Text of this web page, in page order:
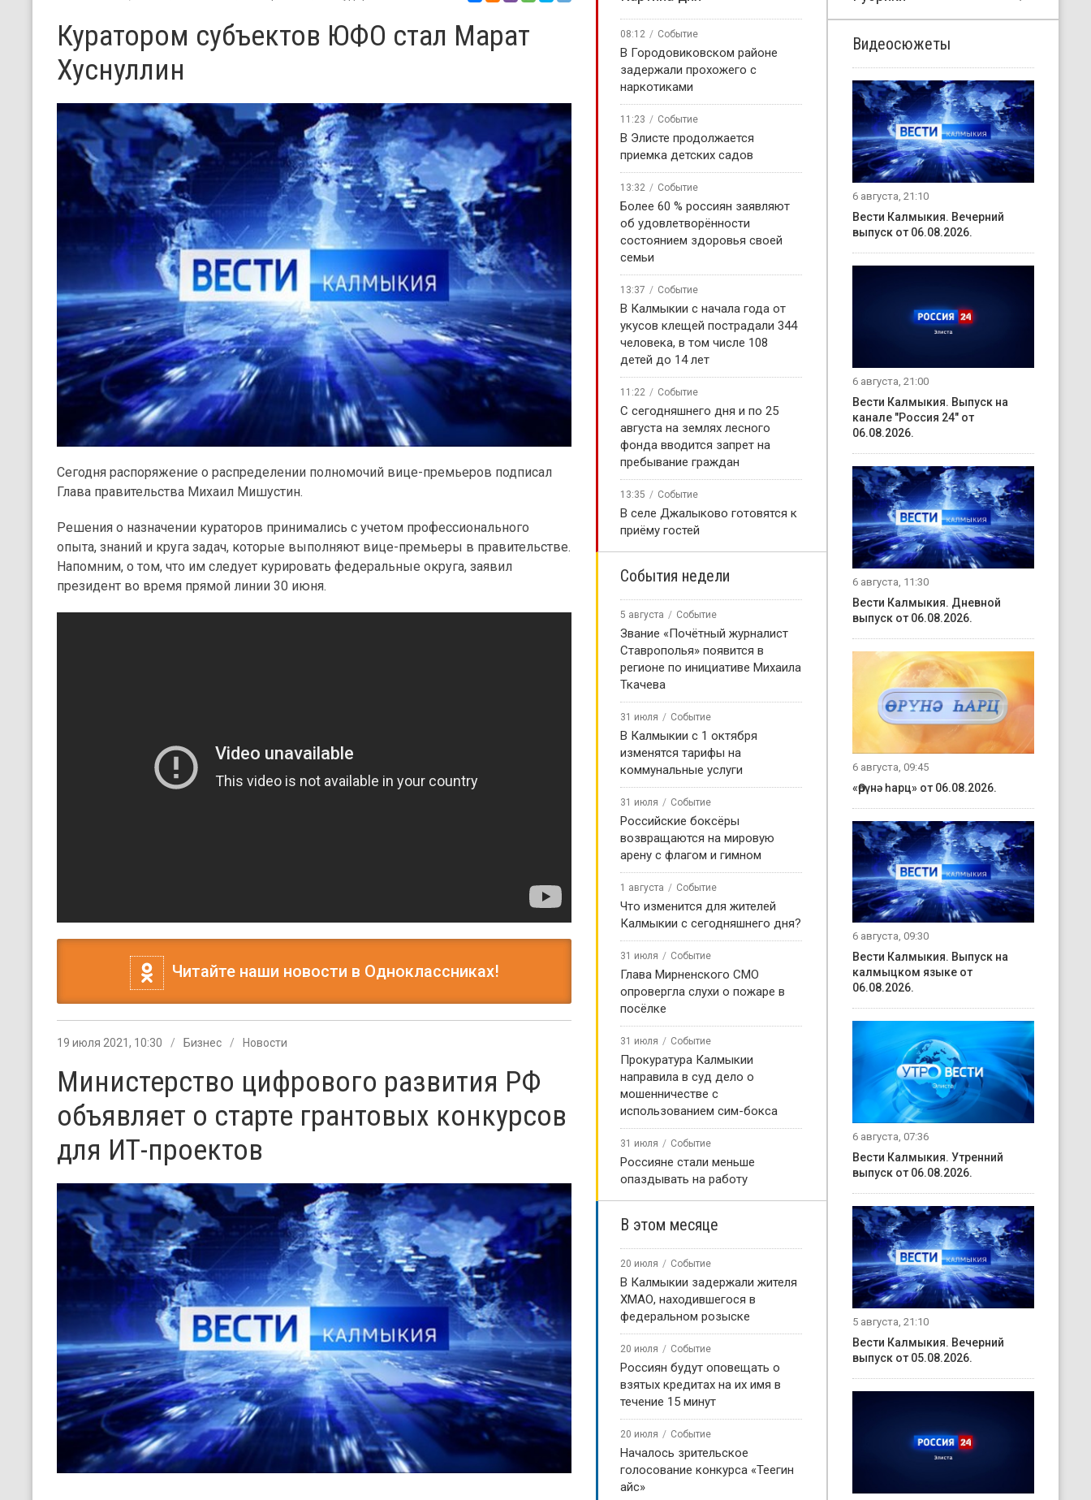
Куратором субъектов ЮФО стал Марат
Хуснуллин
Сегодня распоряжение о распределении полномочий вице-премьеров подписал
Глава правительства Михаил Мишустин.
Решения о назначении кураторов принимались с учетом профессионального
опыта, знаний и круга задач, которые выполняют вице-премьеры в правительстве.
Напомним, о том, что им следует курировать федеральные округа, заявил
президент во время прямой линии 30 июня.
Читайте наши новости в Одноклассниках!
19 июля 2021, 10:30 Бизнес Новости
Министерство цифрового развития РФ
объявляет о старте грантовых конкурсов
для ИТ-проектов
08:12 Событие
В Городовиковском районе
задержали прохожего с
наркотиками
11:23 Событие
В Элисте продолжается
приемка детских садов
13:32 Событие
Более 60 % россиян заявляют
об удовлетворённости
состоянием здоровья своей
семьи
13:37 Событие
В Калмыкии с начала года от
укусов клещей пострадали 344
человека, в том числе 108
детей до 14 лет
11:22 Событие
С сегодняшнего дня и по 25
августа на землях лесного
фонда вводится запрет на
пребывание граждан
13:35 Событие
В селе Джалыково готовятся к
приёму гостей
События недели
5 августа Событие
Звание «Почётный журналист
Ставрополья» появится в
регионе по инициативе Михаила
Ткачева
31 июля Событие
В Калмыкии с 1 октября
изменятся тарифы на
коммунальные услуги
31 июля Событие
Российские боксёры
возвращаются на мировую
арену с флагом и гимном
1 августа Событие
Что изменится для жителей
Калмыкии с сегодняшнего дня?
31 июля Событие
Глава Мирненского СМО
опровергла слухи о пожаре в
посёлке
31 июля Событие
Прокуратура Калмыкии
направила в суд дело о
мошенничестве с
использованием сим-бокса
31 июля Событие
Россияне стали меньше
опаздывать на работу
В этом месяце
20 июля Событие
В Калмыкии задержали жителя
ХМАО, находившегося в
федеральном розыске
20 июля Событие
Россиян будут оповещать о
взятых кредитах на их имя в
течение 15 минут
20 июля Событие
Началось зрительское
голосование конкурса «Теегин
айс»
Видеосюжеты
6 августа, 21:10
Вести Калмыкия. Вечерний
выпуск от 06.08.2026.
6 августа, 21:00
Вести Калмыкия. Выпуск на
канале "Россия 24" от
06.08.2026.
6 августа, 11:30
Вести Калмыкия. Дневной
выпуск от 06.08.2026.
6 августа, 09:45
«Өрүнә һарц» от 06.08.2026.
6 августа, 09:30
Вести Калмыкия. Выпуск на
калмыцком языке от
06.08.2026.
6 августа, 07:36
Вести Калмыкия. Утренний
выпуск от 06.08.2026.
5 августа, 21:10
Вести Калмыкия. Вечерний
выпуск от 05.08.2026.